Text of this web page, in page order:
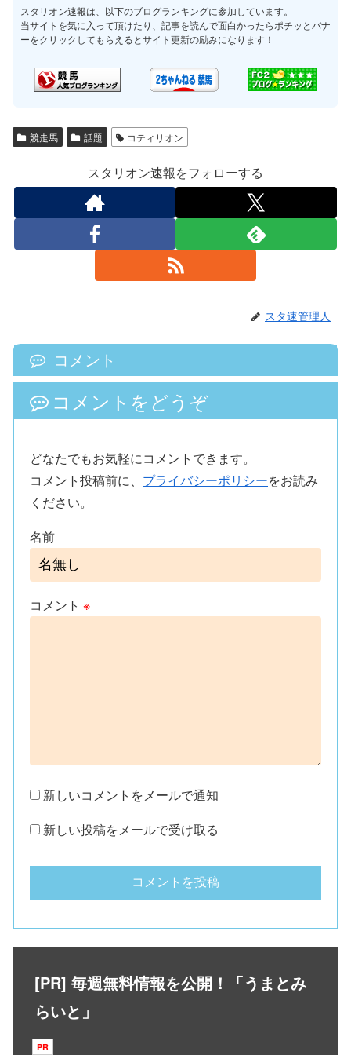
スタリオン速報は、以下のブログランキングに参加しています。
当サイトを気に入って頂けたり、記事を読んで面白かったらポチッとバナ
ーをクリックしてもらえるとサイト更新の励みになります！
競走馬 話題 コティリオン
スタリオン速報をフォローする
スタ速管理人
コメント
コメントをどうぞ
どなたでもお気軽にコメントできます。
コメント投稿前に、 プライバシーポリシーをお読み
ください。
名前
コメント ※
新しいコメントをメールで通知
新しい投稿をメールで受け取る
[PR] 毎週無料情報を公開！「うまとみ
らいと」